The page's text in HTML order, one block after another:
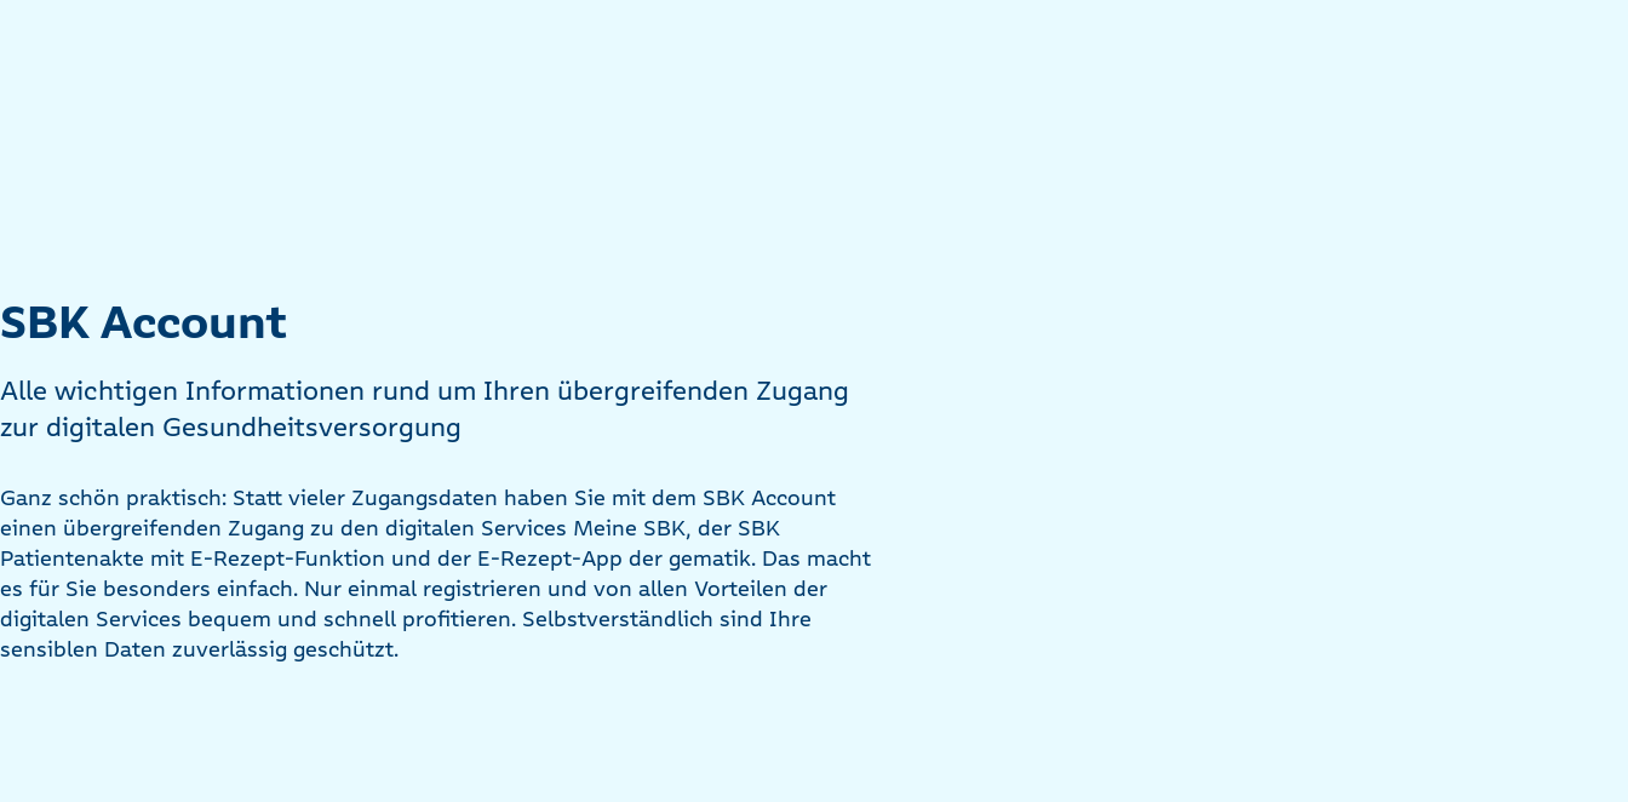
SBK Account
Alle wichtigen Informationen rund um Ihren übergreifenden Zugang
zur digitalen Gesundheitsversorgung
Ganz schön praktisch: Statt vieler Zugangsdaten haben Sie mit dem SBK Account
einen übergreifenden Zugang zu den digitalen Services Meine SBK, der SBK
Patientenakte mit E-Rezept-Funktion und der E-Rezept-App der gematik. Das macht
es für Sie besonders einfach. Nur einmal registrieren und von allen Vorteilen der
digitalen Services bequem und schnell profitieren. Selbstverständlich sind Ihre
sensiblen Daten zuverlässig geschützt.